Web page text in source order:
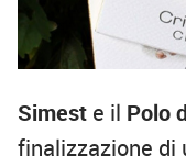
Simest e il Polo
finalizzazione di